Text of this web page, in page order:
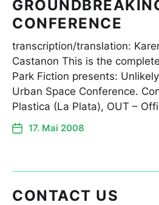
CONFERENCE
transcription/translation:
Castanon This is the
Park Fiction presents:
Urban Space Conference.
Plastica (La Plata), OUT –
17. Mai 2008
CONTACT US